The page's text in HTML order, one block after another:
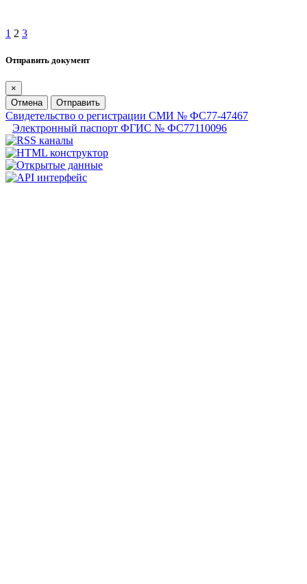
1 2 3
Отправить документ
×
Отмена
Отправить
Свидетельство о регистрации СМИ № ФС77-47467
Электронный паспорт ФГИС № ФС77110096